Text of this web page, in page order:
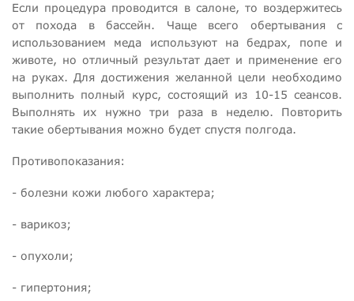
Если процедура проводится в салоне, то воздержитесь
от похода в бассейн. Чаще всего обертывания с
использованием меда используют на бедрах, попе и
животе, но отличный результат дает и применение его
на руках. Для достижения желанной цели необходимо
выполнить полный курс, состоящий из 10-15 сеансов.
Выполнять их нужно три раза в неделю. Повторить
такие обертывания можно будет спустя полгода.
Противопоказания:
- болезни кожи любого характера;
- варикоз;
- опухоли;
- гипертония;